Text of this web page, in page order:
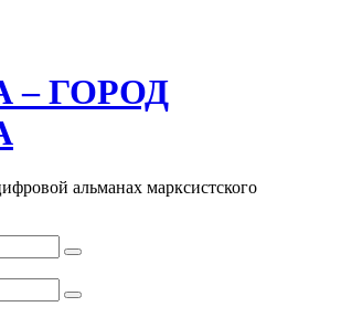
– ГОРОД
альманах марксистского